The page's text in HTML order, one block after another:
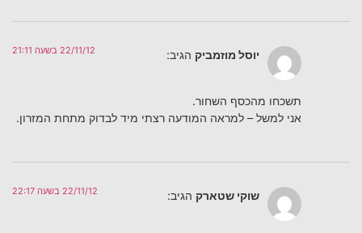
יוסל מוזמביק הגיב: 22/11/12 בשעה 21:11
תשכחו מהכסף השחור.
אני למשל – למראה המודעה רצתי מיד לבדוק מתחת המזרון.
שוקי שטארק הגיב: 22/11/12 בשעה 22:17